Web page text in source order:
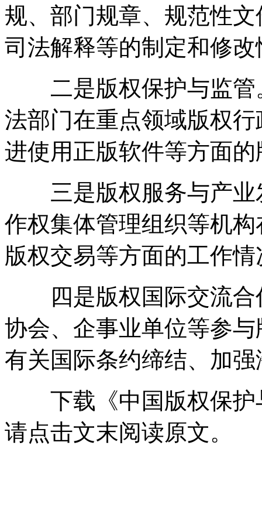
规、部门规章、规范性
司法解释等的制定和修改
二是版权保护与监管
法部门在重点领域版权
进使用正版软件等方面
三是版权服务与产业
作权集体管理组织等机
版权交易等方面的工作
四是版权国际交流合
协会、企事业单位等参
有关国际条约缔结、加
下载《中国版权保护
请点击文末阅读原文。